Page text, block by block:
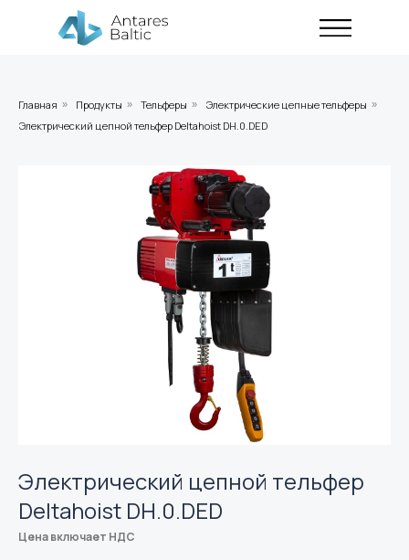
Главная » Продукты » Тельферы » Электрические цепные тельферы »
Электрический цепной тельфер Deltahoist DH.0.DED
Электрический цепной тельфер
Deltahoist DH.0.DED
Цена включает НДС